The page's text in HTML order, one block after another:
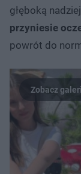
głęboką
przyniesie
powrót do